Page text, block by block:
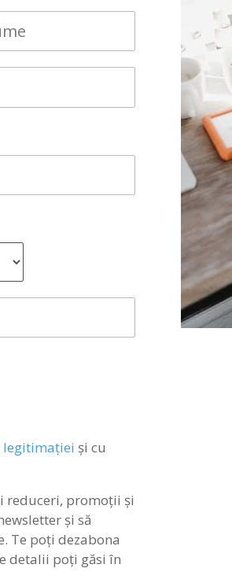
legitimației și cu
reduceri, promoții și
și să
Te poți dezabona
detalii poți găsi în